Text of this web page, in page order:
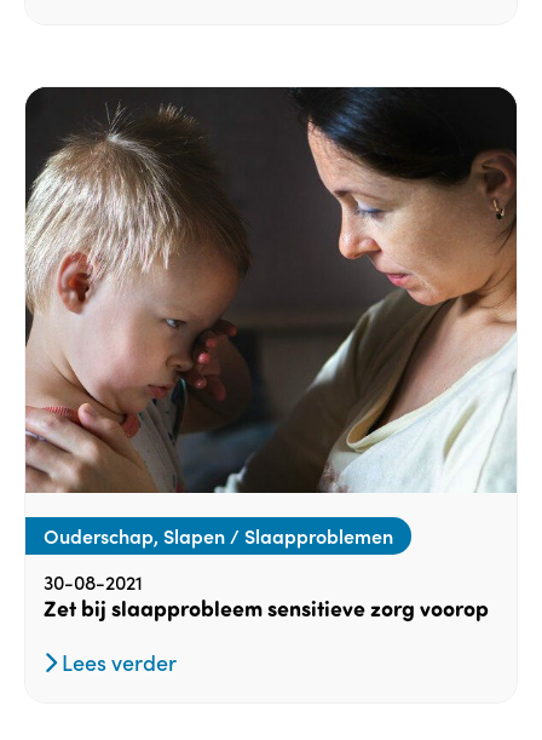
Ouderschap, Slapen / Slaapproblemen
30-08-2021
Zet bij slaapprobleem sensitieve zorg voorop
Lees verder